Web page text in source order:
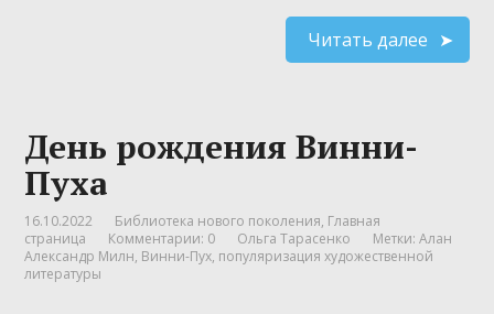
Читать далее
День рождения Винни-
Пуха
16.10.2022 Библиотека нового поколения, Главная
страница
Комментарии: 0 Ольга Тарасенко Метки:Алан
Александр Милн, Винни-Пух, популяризация художественной
литературы